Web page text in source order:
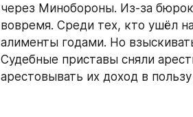
через Минобороны. Из-за
вовремя. Среди тех, кто ушёл
алименты годами. Но
Судебные приставы сняли
арестовывать их доход в